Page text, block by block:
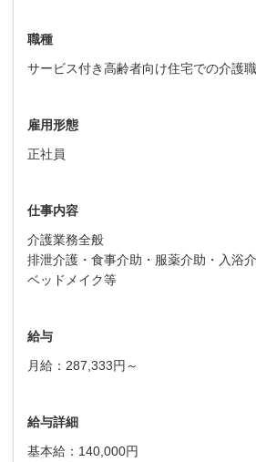
職種
サービス付き高齢者向け住宅での介護職
雇用形態
正社員
仕事内容
介護業務全般
排泄介護・食事介助・服薬介助・入浴
ベッドメイク等
給与
月給：287,333円～
給与詳細
基本給：140,000円